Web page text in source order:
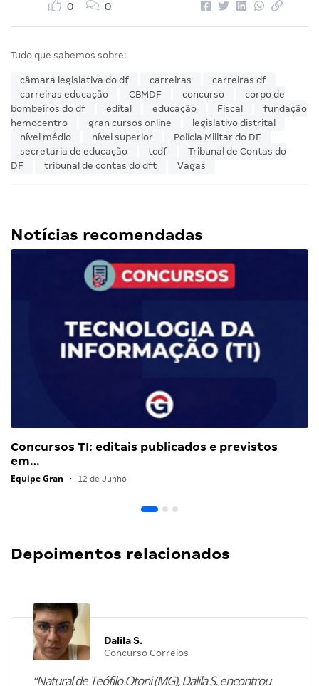
0 0
Tudo que sabemos sobre:
câmara legislativa do df carreiras
carreiras df
carreiras educação
CBMDF concurso
corpo de
bombeiros do df
edital educação Fiscal
fundação
hemocentro
gran cursos online
legislativo distrital
nível médio
nível superior
Polícia Militar do DF
secretaria de educação
tcdf
Tribunal de Contas do
DF
tribunal de contas do dft Vagas
Notícias recomendadas
Concursos TI: editais publicados e previstos
em…
Equipe Gran • 12 de Junho
Depoimentos relacionados
Dalila S.
Concurso Correios
“Natural de Teófilo Otoni (MG), Dalila S. encontrou